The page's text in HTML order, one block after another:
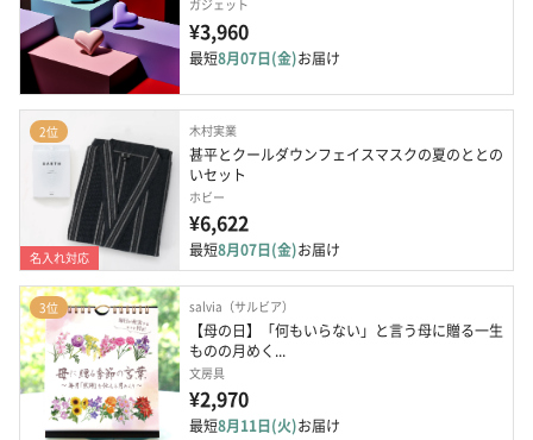
ガジェット
¥3,960
最短8月07日(金)お届け
2位
名入れ対応
木村実業
甚平とクールダウンフェイスマスクの夏のととの
いセット
ホビー
¥6,622
最短8月07日(金)お届け
3位 salvia（サルビア）
【母の日】「何もいらない」と言う母に贈る一生
ものの月めく...
文房具
¥2,970
最短8月11日(火)お届け